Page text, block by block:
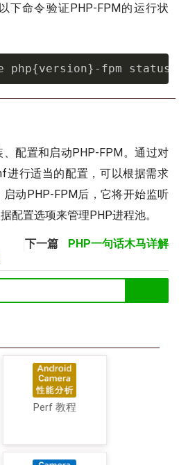
下命令验证PHP-FPM的运行状
php{version}-fpm status
配置和启动PHP-FPM。通过对
进行适当的配置，可以根据需求
动PHP-FPM后，它将开始监听
配置选项来管理PHP进程池。
下一篇 PHP一句话木马详解
Perf 教程